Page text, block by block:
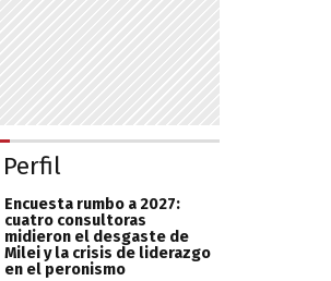
Encuesta rumbo a 2027:
cuatro consultoras
midieron el desgaste de
Milei y la crisis de liderazgo
en el peronismo